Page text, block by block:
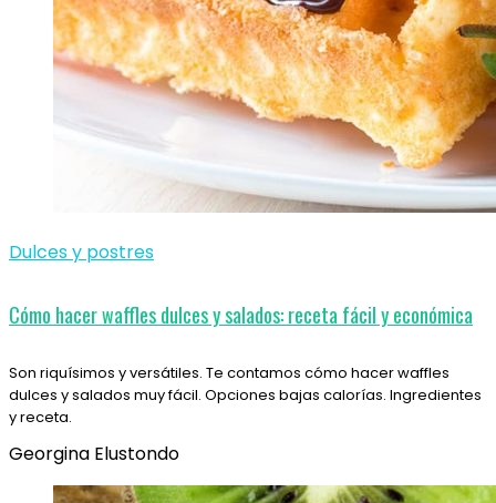
Dulces y postres
Cómo hacer waffles dulces y salados: receta fácil y económica
Son riquísimos y versátiles. Te contamos cómo hacer waffles
dulces y salados muy fácil. Opciones bajas calorías. Ingredientes
y receta.
Georgina Elustondo